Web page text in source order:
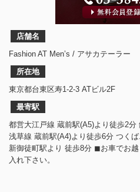
店舗名
Fashion AT Men’s / アサカテーラー
所在地
東京都台東区寿1-2-3 ATビル2F
最寄駅
都営大江戸線 蔵前駅(A5)より徒歩2
浅草線 蔵前駅(A4)より徒歩6分 つく
新御徒町駅より 徒歩8分 ◼︎お車でお
入れ下さい。